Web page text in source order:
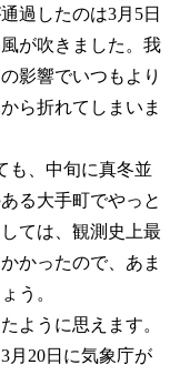
過したのは3月5日
が吹きました。我
影響でいつもより
ら折れてしまいま
も、中旬に真冬並
る大手町でやっと
ては、観測史上最
かったので、あま
う。
ように思えます。
月20日に気象庁が